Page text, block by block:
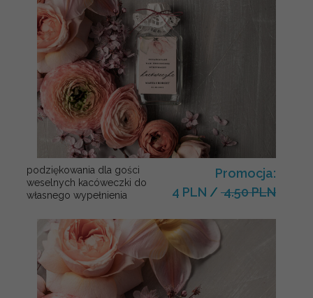
podziękowania dla gości
weselnych kacóweczki do
własnego wypełnienia
Promocja:
4 PLN / 4.50 PLN